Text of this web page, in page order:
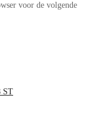
voor de volgende